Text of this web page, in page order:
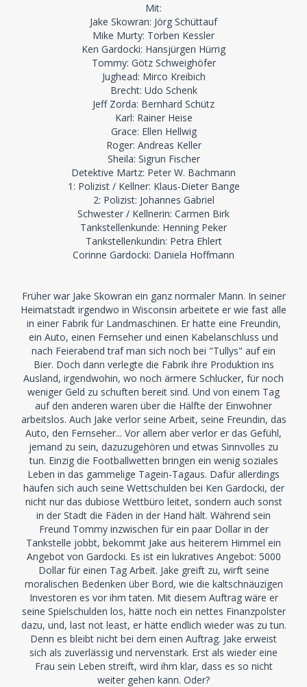
Mit:
Jake Skowran: Jörg Schüttauf
Mike Murty: Torben Kessler
Ken Gardocki: Hansjürgen Hürrig
Tommy: Götz Schweighöfer
Jughead: Mirco Kreibich
Brecht: Udo Schenk
Jeff Zorda: Bernhard Schütz
Karl: Rainer Heise
Grace: Ellen Hellwig
Roger: Andreas Keller
Sheila: Sigrun Fischer
Detektive Martz: Peter W. Bachmann
1: Polizist / Kellner: Klaus-Dieter Bange
2: Polizist: Johannes Gabriel
Schwester / Kellnerin: Carmen Birk
Tankstellenkunde: Henning Peker
Tankstellenkundin: Petra Ehlert
Corinne Gardocki: Daniela Hoffmann
Früher war Jake Skowran ein ganz normaler Mann. In seiner
Heimatstadt irgendwo in Wisconsin arbeitete er wie fast alle
in einer Fabrik für Landmaschinen. Er hatte eine Freundin,
ein Auto, einen Fernseher und einen Kabelanschluss und
nach Feierabend traf man sich noch bei "Tullys" auf ein
Bier. Doch dann verlegte die Fabrik ihre Produktion ins
Ausland, irgendwohin, wo noch ärmere Schlucker, für noch
weniger Geld zu schuften bereit sind. Und von einem Tag
auf den anderen waren über die Hälfte der Einwohner
arbeitslos. Auch Jake verlor seine Arbeit, seine Freundin, das
Auto, den Fernseher... Vor allem aber verlor er das Gefühl,
jemand zu sein, dazuzugehören und etwas Sinnvolles zu
tun. Einzig die Footballwetten bringen ein wenig soziales
Leben in das gammelige Tagein-Tagaus. Dafür allerdings
häufen sich auch seine Wettschulden bei Ken Gardocki, der
nicht nur das dubiose Wettbüro leitet, sondern auch sonst
in der Stadt die Fäden in der Hand hält. Während sein
Freund Tommy inzwischen für ein paar Dollar in der
Tankstelle jobbt, bekommt Jake aus heiterem Himmel ein
Angebot von Gardocki. Es ist ein lukratives Angebot: 5000
Dollar für einen Tag Arbeit. Jake greift zu, wirft seine
moralischen Bedenken über Bord, wie die kaltschnäuzigen
Investoren es vor ihm taten. Mit diesem Auftrag wäre er
seine Spielschulden los, hätte noch ein nettes Finanzpolster
dazu, und, last not least, er hätte endlich wieder was zu tun.
Denn es bleibt nicht bei dem einen Auftrag. Jake erweist
sich als zuverlässig und nervenstark. Erst als wieder eine
Frau sein Leben streift, wird ihm klar, dass es so nicht
weiter gehen kann. Oder?